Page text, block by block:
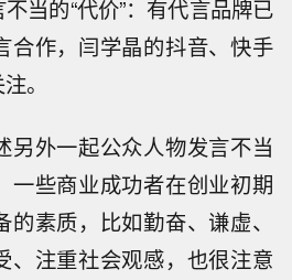
当的“代价”：有代言品牌已
合作，闫学晶的抖音、快手
。
另外一起公众人物发言不当
一些商业成功者在创业初期
素质，比如勤奋、谦虚、
、注重社会观感，也很注意